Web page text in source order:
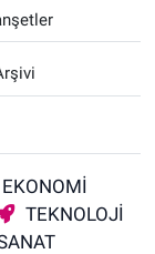
EKONOMİ
TEKNOLOJİ